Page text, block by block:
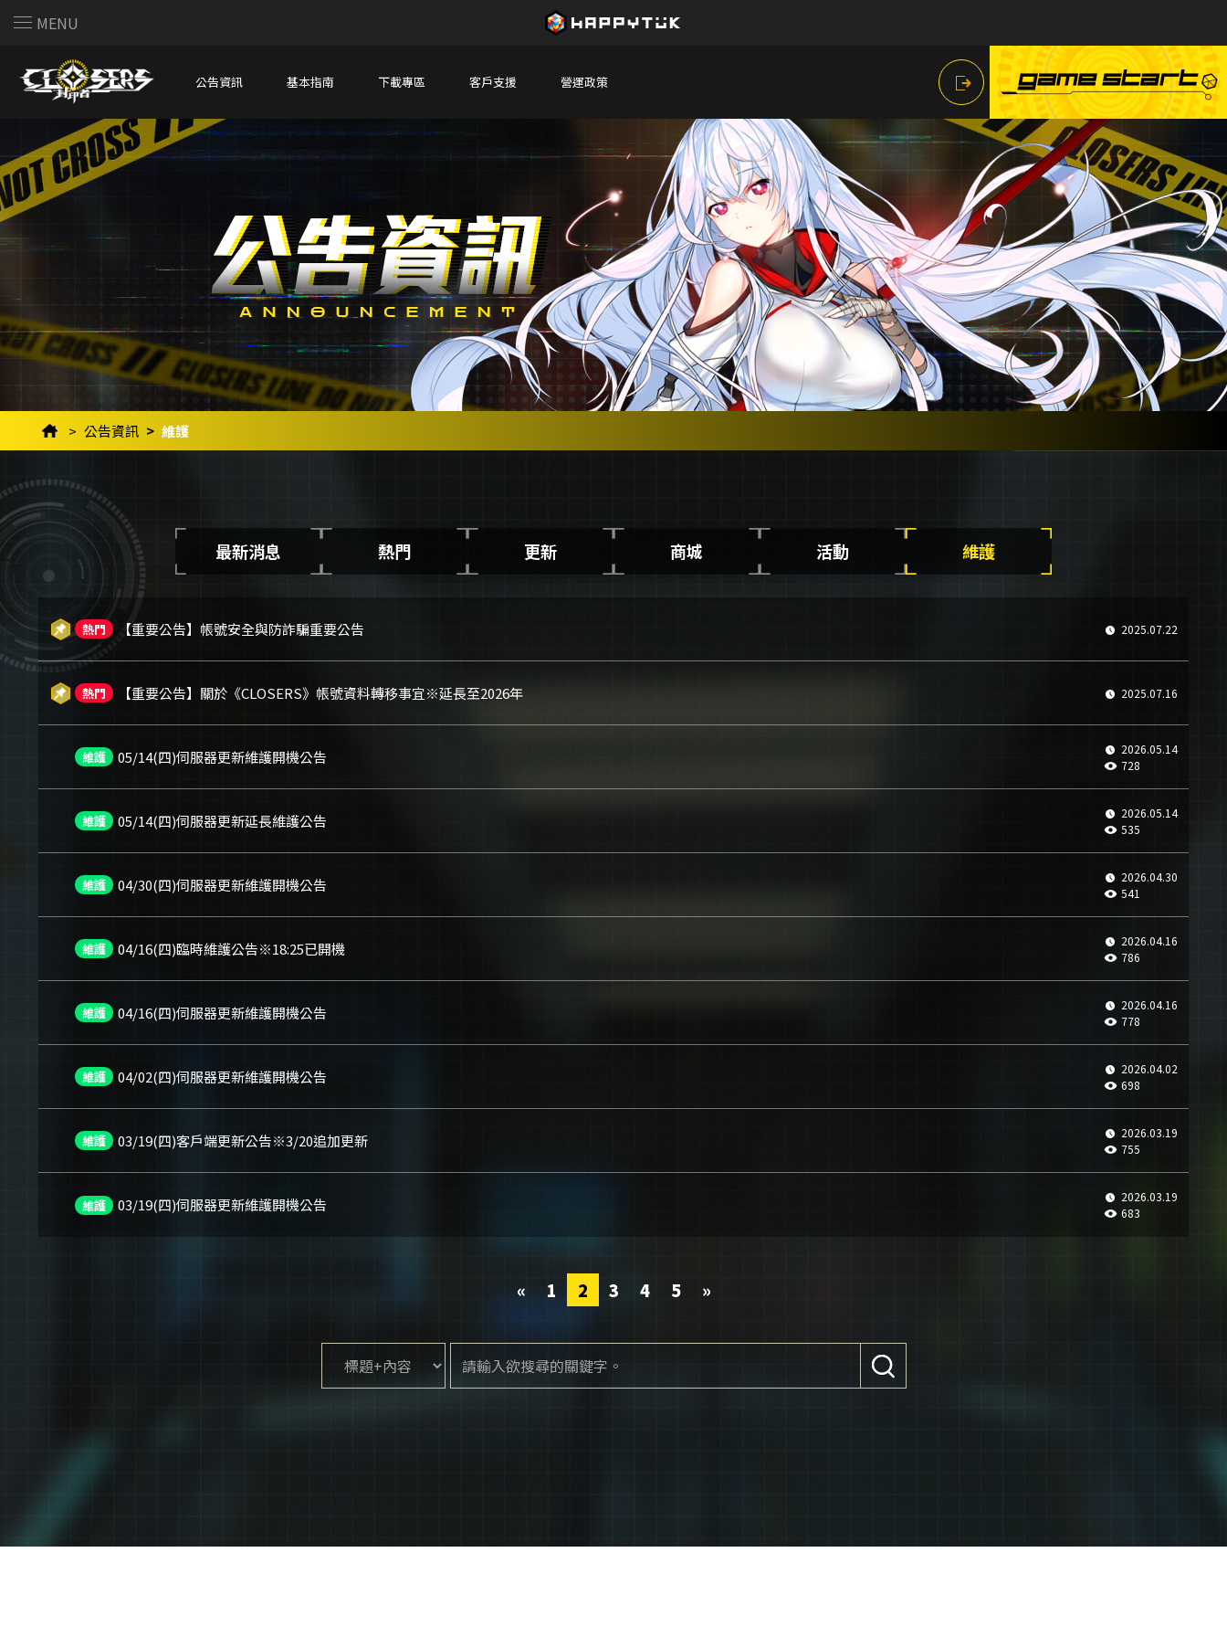
MENU
公告資訊 基本指南 下載專區 客戶支援 營運政策
公告資訊 維護
最新消息 熱門 更新 商城 活動 維護
熱門 【重要公告】帳號安全與防詐騙重要公告 2025.07.22
熱門 【重要公告】關於《CLOSERS》帳號資料轉移事宜※延長至2026年 2025.07.16
維護 05/14(四)伺服器更新維護開機公告
2026.05.14
728
維護 05/14(四)伺服器更新延長維護公告
2026.05.14
535
維護 04/30(四)伺服器更新維護開機公告
2026.04.30
541
維護 04/16(四)臨時維護公告※18:25已開機
2026.04.16
786
維護 04/16(四)伺服器更新維護開機公告
2026.04.16
778
維護 04/02(四)伺服器更新維護開機公告
2026.04.02
698
維護 03/19(四)客戶端更新公告※3/20追加更新
2026.03.19
755
維護 03/19(四)伺服器更新維護開機公告
2026.03.19
683
«Previous
1 2 3 4 5 »Next